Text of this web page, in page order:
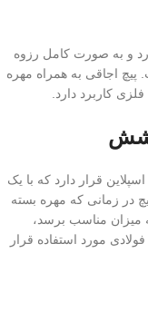
و به صورت کامل رزوه
اجاقی به همراه مهره
کاربرد دارد.
قرار دارد که با یک
در زمانی که مهره بسته
میزان مناسب برسد،
مورد استفاده قرار